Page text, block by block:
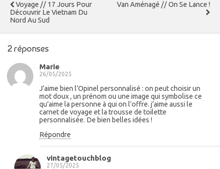
Voyage // 17 Jours Pour
Découvrir Le Vietnam Du
Nord Au Sud
Van Aménagé // On Se Lance !
2 réponses
Marie
26/05/2025
J’aime bien l’Opinel personnalisé : on peut choisir un
mot doux , un prénom ou une image qui symbolise ce
qu’aime la personne à qui on l’offre. j’aime aussi le
carnet de voyage et la trousse de toilette
personnalisée. De bien belles idées !
Répondre
vintagetouchblog
27/05/2025